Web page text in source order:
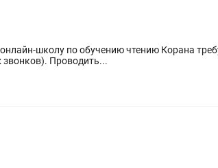
Обрабатывать входящие заявки (без холодных звонков). Проводить...